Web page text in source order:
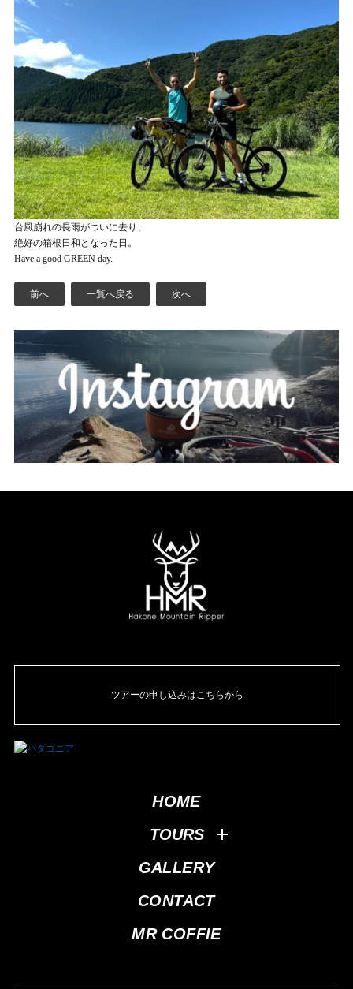
台風崩れの長雨がついに去り、
絶好の箱根日和となった日。
Have a good GREEN day.
前へ 一覧へ戻る 次へ
ツアーの申し込みはこちらから
HOME
TOURS
GALLERY
CONTACT
MR COFFIE